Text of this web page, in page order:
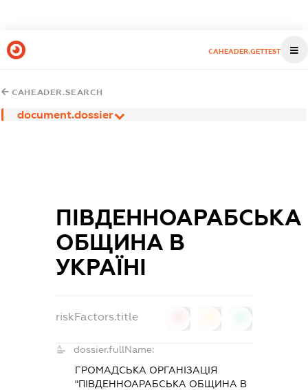
CAHEADER.GETTEST
CAHEADER.SEARCH
document.dossier
ПІВДЕННОАРАБСЬКА
ОБЩИНА В
УКРАЇНІ
riskFactors.title
dossier.fullName:
ГРОМАДСЬКА ОРГАНІЗАЦІЯ
"ПІВДЕННОАРАБСЬКА ОБЩИНА В